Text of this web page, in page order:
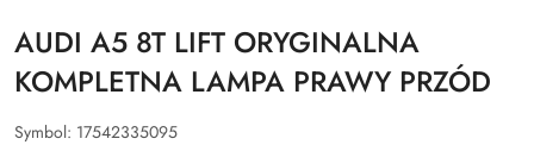
AUDI A5 8T LIFT ORYGINALNA
KOMPLETNA LAMPA PRAWY PRZÓD
Symbol: 17542335095